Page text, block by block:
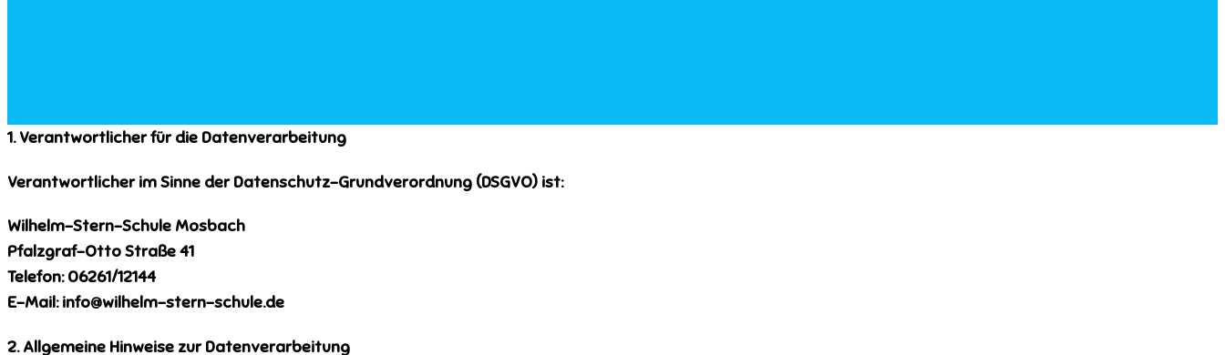
1. Verantwortlicher für die Datenverarbeitung
Verantwortlicher im Sinne der Datenschutz-Grundverordnung (DSGVO) ist:
Wilhelm-Stern-Schule Mosbach
Pfalzgraf-Otto Straße 41
Telefon: 06261/12144
E-Mail: info@wilhelm-stern-schule.de
2. Allgemeine Hinweise zur Datenverarbeitung